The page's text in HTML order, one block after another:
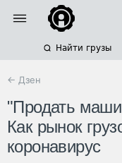
Найти грузы
← Дзен
"Продать
Как рынок
коронавирус